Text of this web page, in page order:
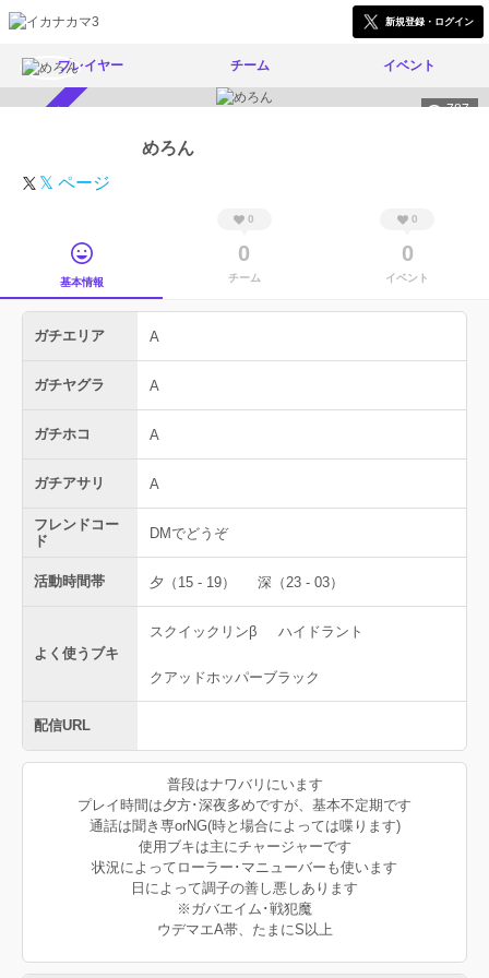
新規登録・ログイン
プレイヤー チーム イベント
787
めろん
𝕏 ページ
基本情報
0
0
チーム
0
0
イベント
ガチエリア A
ガチヤグラ A
ガチホコ A
ガチアサリ A
フレンドコー
ド
DMでどうぞ
活動時間帯 夕（15 - 19） 深（23 - 03）
よく使うブキ
スクイックリンβ ハイドラント
クアッドホッパーブラック
配信URL
普段はナワバリにいます
プレイ時間は夕方･深夜多めですが、基本不定期です
通話は聞き専orNG(時と場合によっては喋ります)
使用ブキは主にチャージャーです
状況によってローラー･マニューバーも使います
日によって調子の善し悪しあります
※ガバエイム･戦犯魔
ウデマエA帯、たまにS以上